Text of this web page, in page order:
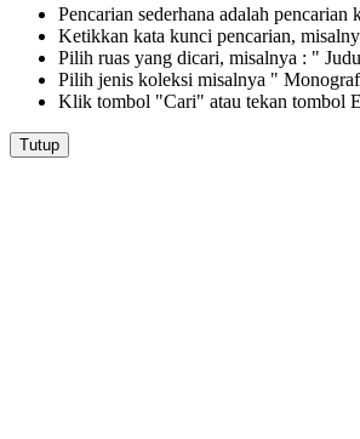
Pencarian sederhana adalah
Ketikkan kata kunci pencarian,
Pilih ruas yang dicari, misalnya : "
Pilih jenis koleksi misalnya "
Klik tombol "Cari" atau tekan tombol
Tutup